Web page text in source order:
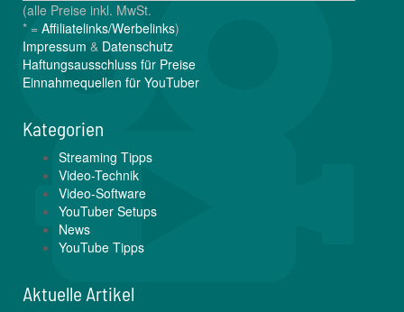
(alle Preise inkl. MwSt.
* = Affiliatelinks/Werbelinks)
Impressum & Datenschutz
Haftungsausschluss für Preise
Einnahmequellen für YouTuber
Kategorien
Streaming Tipps
Video-Technik
Video-Software
YouTuber Setups
News
YouTube Tipps
Aktuelle Artikel